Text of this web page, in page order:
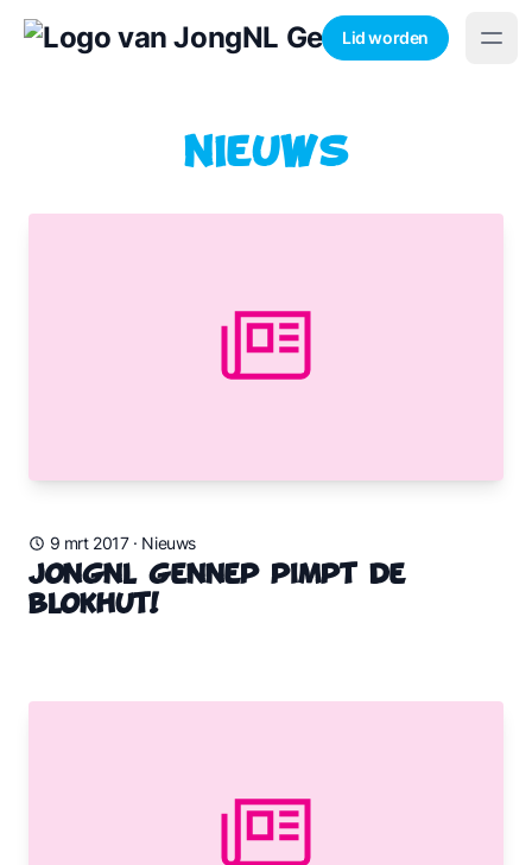
Lid worden
Nieuws
9 mrt 2017· Nieuws
JongNL Gennep PIMPT de
blokhut!